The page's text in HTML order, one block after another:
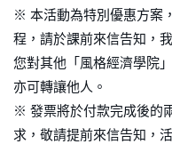
※ 本活動為特別優惠方案
程，請於課前來信告知，
您對其他「風格經濟學院
亦可轉讓他人。
※ 發票將於付款完成後的
求，敬請提前來信告知，